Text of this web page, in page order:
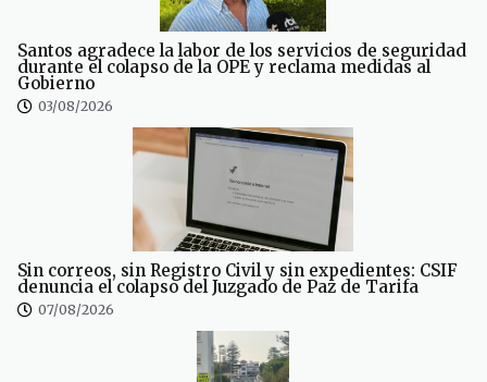
Santos agradece la labor de los servicios de seguridad
durante el colapso de la OPE y reclama medidas al
Gobierno
03/08/2026
Sin correos, sin Registro Civil y sin expedientes: CSIF
denuncia el colapso del Juzgado de Paz de Tarifa
07/08/2026